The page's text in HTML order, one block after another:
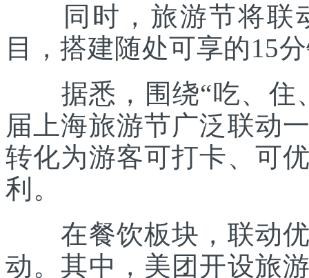
同时，旅游节将联
目，搭建随处可享的15
据悉，围绕“吃、住
届上海旅游节广泛联动
转化为游客可打卡、可
利。
在餐饮板块，联动优
动。其中，美团开设旅